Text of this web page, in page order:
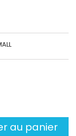
au panier